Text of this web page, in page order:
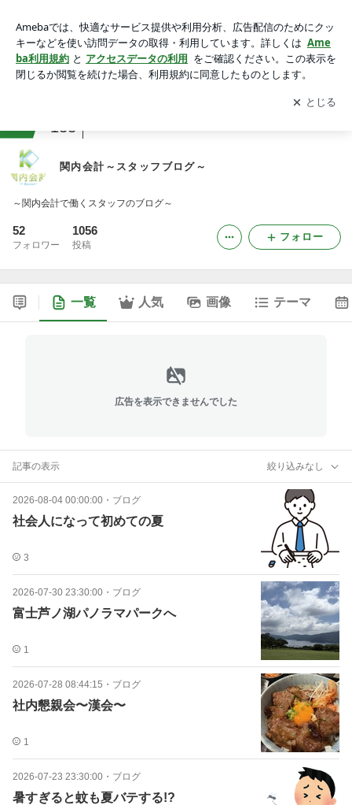
アプリをダウンロードして ブログの更新通知
を受け取りまし
ょう。
開く
133
関内会計～スタッフブログ～
～関内会計で働くスタッフのブログ～
52
フォロワー
1056
投稿
フォロー
一覧 人気 画像 テーマ
広告を表示できませんでした
記事の表示 絞り込みなし
2026-08-04 00:00:00 ・ ブログ
社会人になって初めての夏
3
2026-07-30 23:30:00 ・ ブログ
富士芦ノ湖パノラマパークへ
1
2026-07-28 08:44:15 ・ ブログ
社内懇親会〜漢会〜
1
2026-07-23 23:30:00 ・ ブログ
暑すぎると蚊も夏バテする!?